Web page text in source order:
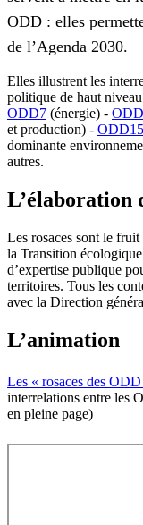
ODD : elles
de l’Agenda 2030.
Elles illustrent les
politique de haut
ODD7 (énergie) -
et production) - ODD15
dominante
autres.
L’élaboration
Les rosaces sont le
la Transition
d’expertise publique
territoires. Tous les
avec la Direction
L’animation
Les « rosaces des ODD
interrelations entre les
en pleine page)